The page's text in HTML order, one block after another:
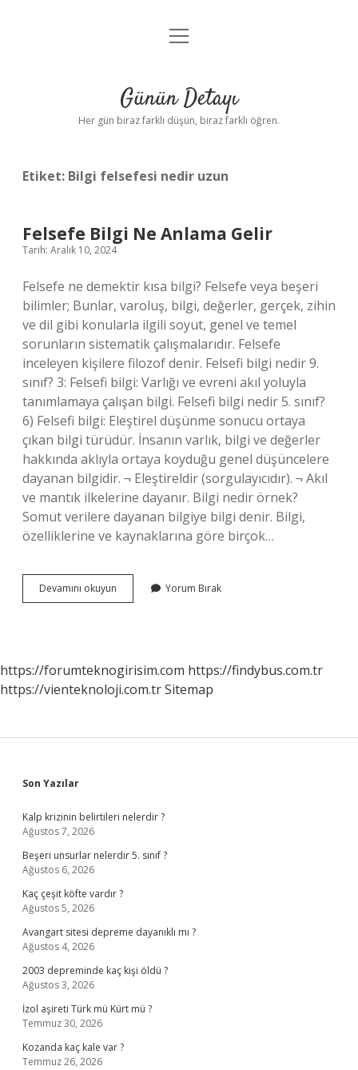
Anasayfa
Yasal Uyarı
menüyü
Günün Detayı
Her gün biraz farklı düşün, biraz farklı öğren.
Etiket: Bilgi felsefesi nedir uzun
Felsefe Bilgi Ne Anlama Gelir
Tarih: Aralık 10, 2024
Felsefe ne demektir kısa bilgi? Felsefe veya beşeri
bilimler; Bunlar, varoluş, bilgi, değerler, gerçek, zihin
ve dil gibi konularla ilgili soyut, genel ve temel
sorunların sistematik çalışmalarıdır. Felsefe
inceleyen kişilere filozof denir. Felsefi bilgi nedir 9.
sınıf? 3: Felsefi bilgi: Varlığı ve evreni akıl yoluyla
tanımlamaya çalışan bilgi. Felsefi bilgi nedir 5. sınıf?
6) Felsefi bilgi: Eleştirel düşünme sonucu ortaya
çıkan bilgi türüdür. İnsanın varlık, bilgi ve değerler
hakkında aklıyla ortaya koyduğu genel düşüncelere
dayanan bilgidir. ¬ Eleştireldir (sorgulayıcıdır). ¬ Akıl
ve mantık ilkelerine dayanır. Bilgi nedir örnek?
Somut verilere dayanan bilgiye bilgi denir. Bilgi,
özelliklerine ve kaynaklarına göre birçok…
Devamını okuyun
Bilgi
Yorum Bırak
https://forumteknogirisim.com https://findybus.com.tr
https://vienteknoloji.com.trSitemap
Sidebar
Son Yazılar
Kalp krizinin belirtileri nelerdir ?
Ağustos 7, 2026
Beşeri unsurlar nelerdir 5. sınıf ?
Ağustos 6, 2026
Kaç çeşit köfte vardır ?
Ağustos 5, 2026
Avangart sitesi depreme dayanıklı mı ?
Ağustos 4, 2026
2003 depreminde kaç kişi öldü ?
Ağustos 3, 2026
İzol aşireti Türk mü Kürt mü ?
Temmuz 30, 2026
Kozanda kaç kale var ?
Temmuz 26, 2026